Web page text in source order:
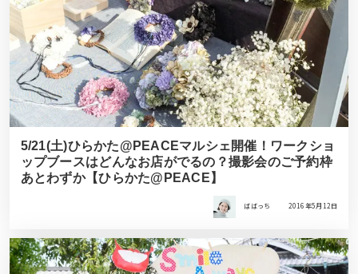
5/21(土)ひらかた@PEACEマルシェ開催！ワークショ
ップブースはどんなお店がでるの？撮影会のご予約枠
あとわずか【ひらかた@PEACE】
ばばっち 2016年5月12日